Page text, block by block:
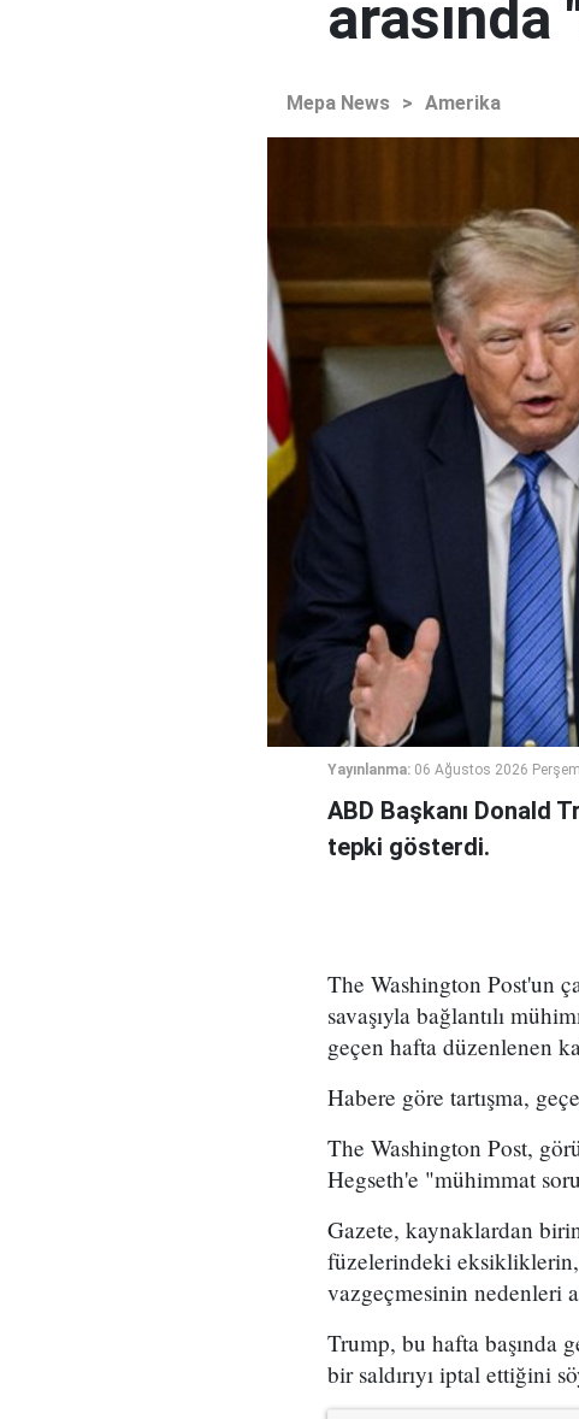
Mepa News > Amerika
Yayınlanma: 06 Ağustos 2026
ABD Başkanı Donald
tepki gösterdi.
The Washington Post'un
savaşıyla bağlantılı
geçen hafta düzenlenen
Habere göre tartışma,
The Washington Post,
Hegseth'e "mühimmat
Gazete, kaynaklardan
füzelerindeki eksikliklerin,
vazgeçmesinin nedenleri
Trump, bu hafta başında
bir saldırıyı iptal ettiğini